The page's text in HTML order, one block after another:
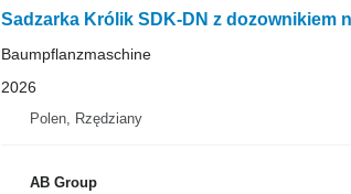
Sadzarka Królik SDK-DN z dozownikiem
Baumpflanzmaschine
2026
Polen, Rzędziany
AB Group